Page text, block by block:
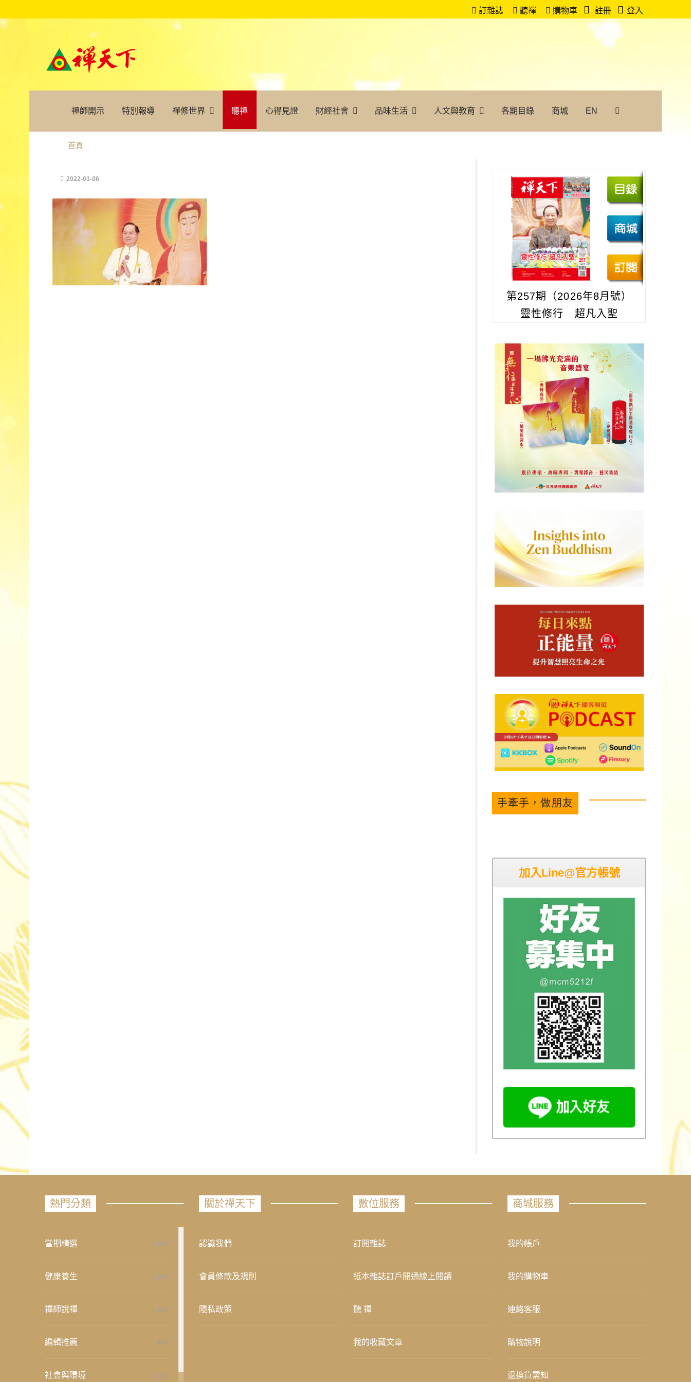
訂雜誌 聽禪 購物車 註冊 登入
禪師開示 特別報導 禪修世界 聽禪 心得見證 財經社會 品味生活 人文與教育 各期目錄 商城 EN
首頁
2022-01-06
第257期（2026年8月號）
靈性修行 超凡入聖
手牽手，做朋友
加入Line@官方帳號
熱門分類
當期精選 658
健康養生 276
禪師說禪 267
編輯推薦 236
社會與環境 235
關於禪天下
認識我們
會員條款及規則
隱私政策
數位服務
訂閱雜誌
紙本雜誌訂戶開通線上閱讀
聽 禪
我的收藏文章
商城服務
我的帳戶
我的購物車
連絡客服
購物說明
退換貨需知